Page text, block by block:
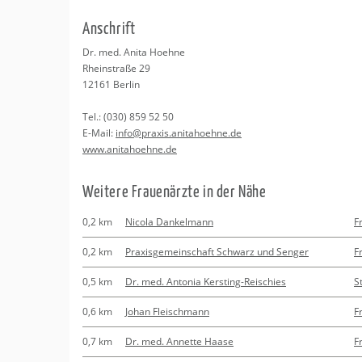
Beratung
Kurse
Regionale Tipps
An­schrift
Dr. med. Anita Ho­eh­ne
Rhein­stra­ße 29
12161 Ber­lin
Tel.:(030) 859 52 50
E-Mail: info@​praxis.​anitahoehne.​de
www.​anitahoehne.​de
Wei­te­re Frau­en­ärz­te in der Nähe
0,2 km Nicola Dankelmann
0,2 km Praxisgemeinschaft Schwarz und Senger
0,5 km Dr. med. Antonia Kersting-Reischies
0,6 km Johan Fleischmann
0,7 km Dr. med. Annette Haase